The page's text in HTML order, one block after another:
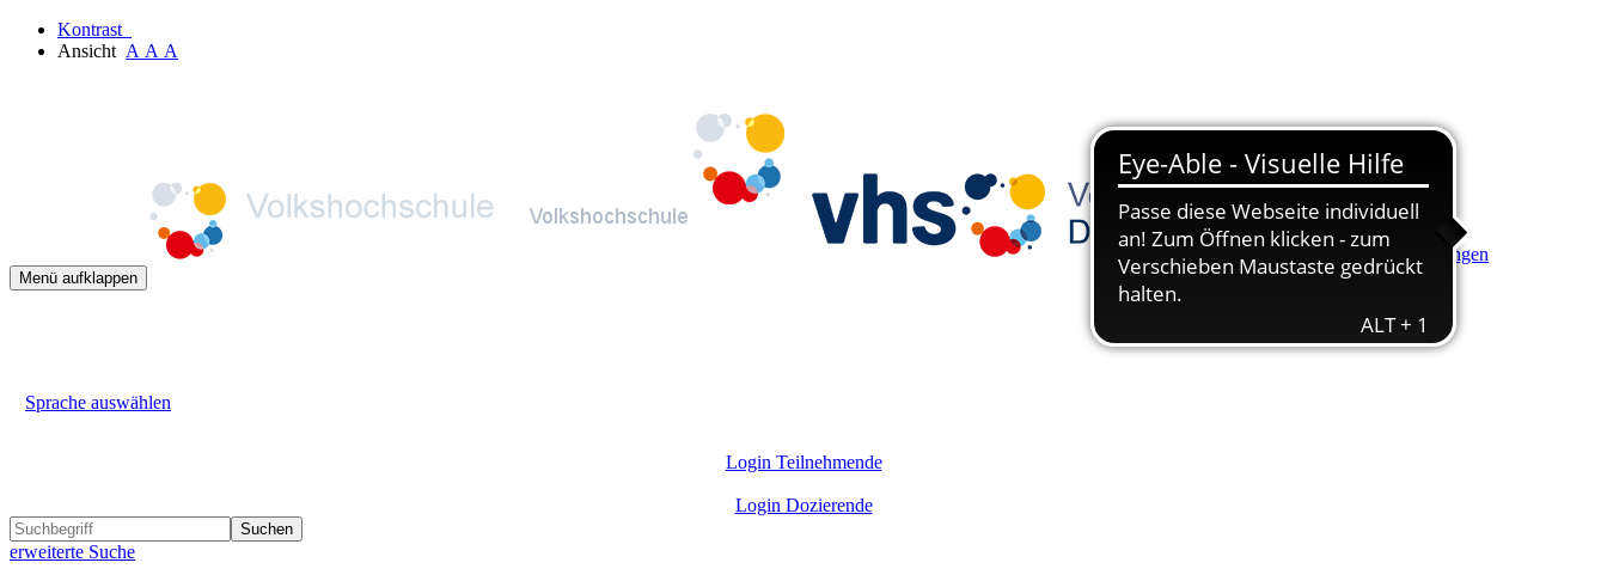
Kontrast
Ansicht A A A
Hauptinhalt anspringen
Menü aufklappen
Sprache auswählen
Login Teilnehmende
Login Dozierende
Suchen
erweiterte Suche